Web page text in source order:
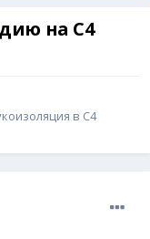
на С4
в C4